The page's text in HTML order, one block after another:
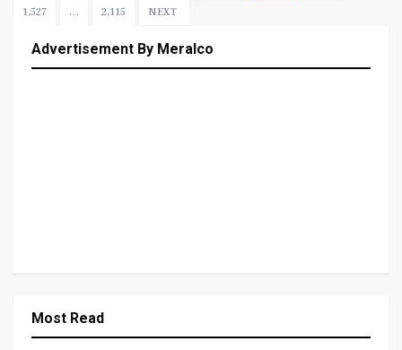
1,527 … 2,115 NEXT
Advertisement By Meralco
Most Read